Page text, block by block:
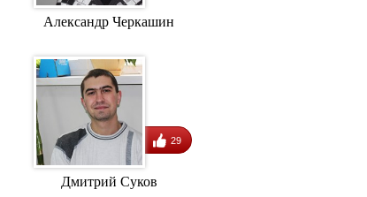
Александр Черкашин
29
Дмитрий Суков